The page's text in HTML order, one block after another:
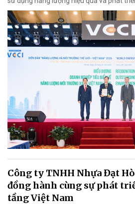
Công ty TNHH Nhựa Đạt
đồng hành cùng sự phát
tầng Việt Nam